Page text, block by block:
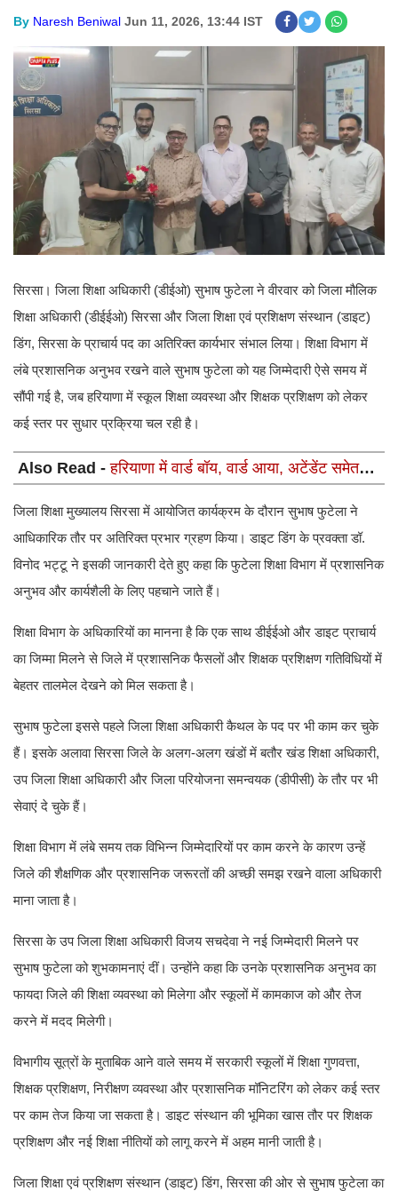
By Naresh Beniwal Jun 11, 2026, 13:44 IST
सिरसा। जिला शिक्षा अधिकारी (डीईओ) सुभाष फुटेला ने वीरवार को जिला मौलिक
शिक्षा अधिकारी (डीईईओ) सिरसा और जिला शिक्षा एवं प्रशिक्षण संस्थान (डाइट)
डिंग, सिरसा के प्राचार्य पद का अतिरिक्त कार्यभार संभाल लिया। शिक्षा विभाग में
लंबे प्रशासनिक अनुभव रखने वाले सुभाष फुटेला को यह जिम्मेदारी ऐसे समय में
सौंपी गई है, जब हरियाणा में स्कूल शिक्षा व्यवस्था और शिक्षक प्रशिक्षण को लेकर
कई स्तर पर सुधार प्रक्रिया चल रही है।
Also Read -हरियाणा में वार्ड बॉय, वार्ड आया, अटेंडेंट समेत
कई पदों पर भर्ती का कल लास्ट दिन, 12वीं पास फटाफट करें
आवेदन
जिला शिक्षा मुख्यालय सिरसा में आयोजित कार्यक्रम के दौरान सुभाष फुटेला ने
आधिकारिक तौर पर अतिरिक्त प्रभार ग्रहण किया। डाइट डिंग के प्रवक्ता डॉ.
विनोद भट्टू ने इसकी जानकारी देते हुए कहा कि फुटेला शिक्षा विभाग में प्रशासनिक
अनुभव और कार्यशैली के लिए पहचाने जाते हैं।
शिक्षा विभाग के अधिकारियों का मानना है कि एक साथ डीईईओ और डाइट प्राचार्य
का जिम्मा मिलने से जिले में प्रशासनिक फैसलों और शिक्षक प्रशिक्षण गतिविधियों में
बेहतर तालमेल देखने को मिल सकता है।
सुभाष फुटेला इससे पहले जिला शिक्षा अधिकारी कैथल के पद पर भी काम कर चुके
हैं। इसके अलावा सिरसा जिले के अलग-अलग खंडों में बतौर खंड शिक्षा अधिकारी,
उप जिला शिक्षा अधिकारी और जिला परियोजना समन्वयक (डीपीसी) के तौर पर भी
सेवाएं दे चुके हैं।
शिक्षा विभाग में लंबे समय तक विभिन्न जिम्मेदारियों पर काम करने के कारण उन्हें
जिले की शैक्षणिक और प्रशासनिक जरूरतों की अच्छी समझ रखने वाला अधिकारी
माना जाता है।
सिरसा के उप जिला शिक्षा अधिकारी विजय सचदेवा ने नई जिम्मेदारी मिलने पर
सुभाष फुटेला को शुभकामनाएं दीं। उन्होंने कहा कि उनके प्रशासनिक अनुभव का
फायदा जिले की शिक्षा व्यवस्था को मिलेगा और स्कूलों में कामकाज को और तेज
करने में मदद मिलेगी।
विभागीय सूत्रों के मुताबिक आने वाले समय में सरकारी स्कूलों में शिक्षा गुणवत्ता,
शिक्षक प्रशिक्षण, निरीक्षण व्यवस्था और प्रशासनिक मॉनिटरिंग को लेकर कई स्तर
पर काम तेज किया जा सकता है। डाइट संस्थान की भूमिका खास तौर पर शिक्षक
प्रशिक्षण और नई शिक्षा नीतियों को लागू करने में अहम मानी जाती है।
जिला शिक्षा एवं प्रशिक्षण संस्थान (डाइट) डिंग, सिरसा की ओर से सुभाष फुटेला का